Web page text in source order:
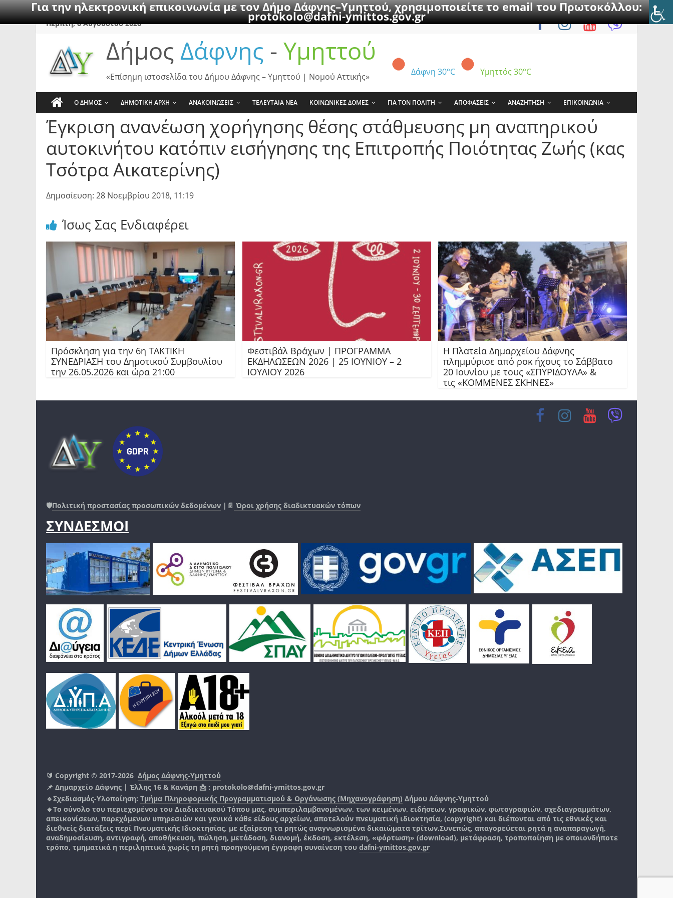
Για την ηλεκτρονική επικοινωνία με τον Δήμο Δάφνης–Υμηττού, χρησιμοποιείτε το email του Πρωτοκόλλου:
protokolo@dafni-ymittos.gov.gr
SkipΠέμπτη, 6 Αυγούστου 2026
Δήμος Δάφνης - Υμηττού
Δάφνη 30°C Υμηττός 30°C
«Επίσημη ιστοσελίδα του Δήμου Δάφνης – Υμηττού | Νομού Αττικής»
Ο ΔΗΜΟΣ ΔΗΜΟΤΙΚΗ ΑΡΧΗ ΑΝΑΚΟΙΝΩΣΕΙΣ ΤΕΛΕΥΤΑΙΑ ΝΕΑ ΚΟΙΝΩΝΙΚΕΣ ΔΟΜΕΣ ΓΙΑ ΤΟΝ ΠΟΛΙΤΗ ΑΠΟΦΑΣΕΙΣ ΑΝΑΖΗΤΗΣΗ ΕΠΙΚΟΙΝΩΝΙΑ
Έγκριση ανανέωση χορήγησης θέσης στάθμευσης μη αναπηρικού
αυτοκινήτου κατόπιν εισήγησης της Επιτροπής Ποιότητας Ζωής (κας
Τσότρα Αικατερίνης)
Δημοσίευση: 28 Νοεμβρίου 2018, 11:19
Ίσως Σας Ενδιαφέρει
Πρόσκληση για την 6η ΤΑΚΤΙΚΗ
ΣΥΝΕΔΡΙΑΣΗ του Δημοτικού Συμβουλίου
την 26.05.2026 και ώρα 21:00
Φεστιβάλ Βράχων | ΠΡΟΓΡΑΜΜΑ
ΕΚΔΗΛΩΣΕΩΝ 2026 | 25 ΙΟΥΝΙΟΥ – 2
ΙΟΥΛΙΟΥ 2026
Η Πλατεία Δημαρχείου Δάφνης
πλημμύρισε από ροκ ήχους το Σάββατο
20 Ιουνίου με τους «ΣΠΥΡΙΔΟΥΛΑ» &
τις «ΚΟΜΜΕΝΕΣ ΣΚΗΝΕΣ»
🛡️Πολιτική προστασίας προσωπικών δεδομένων |📄 Όροι χρήσης διαδικτυακών τόπων
ΣΥΝΔΕΣΜΟΙ
🔰 Copyright © 2017-2026 Δήμος Δάφνης-Υμηττού
📌 Δημαρχείο Δάφνης | Έλλης 16 & Κανάρη 📩 : protokolo@dafni-ymittos.gov.gr
🔹Σχεδιασμός-Υλοποίηση: Τμήμα Πληροφορικής Προγραμματισμού & Οργάνωσης (Μηχανογράφηση) Δήμου Δάφνης-Υμηττού
🔸Το σύνολο του περιεχομένου του Διαδικτυακού Τόπου μας, συμπεριλαμβανομένων, των κειμένων, ειδήσεων, γραφικών, φωτογραφιών, σχεδιαγραμμάτων,
απεικονίσεων, παρεχόμενων υπηρεσιών και γενικά κάθε είδους αρχείων, αποτελούν πνευματική ιδιοκτησία, (copyright) και διέπονται από τις εθνικές και
διεθνείς διατάξεις περί Πνευματικής Ιδιοκτησίας, με εξαίρεση τα ρητώς αναγνωρισμένα δικαιώματα τρίτων.Συνεπώς, απαγορεύεται ρητά η αναπαραγωγή,
αναδημοσίευση, αντιγραφή, αποθήκευση, πώληση, μετάδοση, διανομή, έκδοση, εκτέλεση, «φόρτωση» (download), μετάφραση, τροποποίηση με οποιονδήποτε
τρόπο, τμηματικά η περιληπτικά χωρίς τη ρητή προηγούμενη έγγραφη συναίνεση του dafni-ymittos.gov.gr